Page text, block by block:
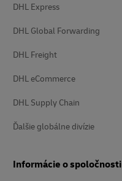
DHL Express
DHL Global Forwarding
DHL Freight
DHL eCommerce
DHL Supply Chain
Ďalšie globálne divízie
Informácie o spoločnosti